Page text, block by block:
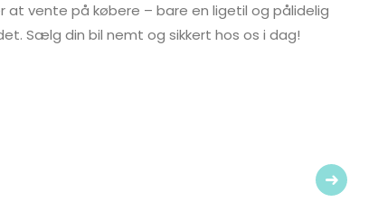
at vente på købere – bare en ligetil og pålidelig
Sælg din bil nemt og sikkert hos os i dag!
Next